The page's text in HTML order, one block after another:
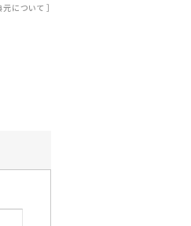
元について ］